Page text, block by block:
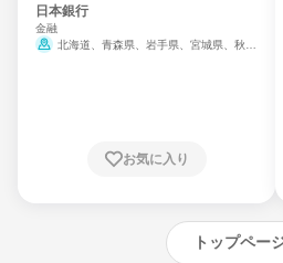
日本銀行
金融
北海道、青森県、岩手県、宮城県、秋田
崎県、熊本県、大分県、宮崎県、鹿児島県、
お気に入り
トップペー